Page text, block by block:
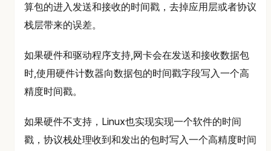
算包的进入发送和接收的时间戳，去掉应用层或者协议
栈层带来的误差。
如果硬件和驱动程序支持,网卡会在发送和接收数据包
时,使用硬件计数器向数据包的时间戳字段写入一个高
精度时间戳。
如果硬件不支持，Linux也实现实现一个软件的时间
戳，协议栈处理收到和发出的包时写入一个高精度时间